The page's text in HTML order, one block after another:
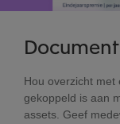
Hou overzicht met
gekoppeld is aan
assets. Geef